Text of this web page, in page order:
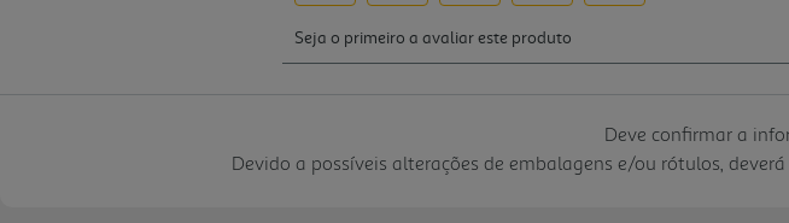
Deve confirmar a
Devido a possíveis alterações de embalagens e/ou rótulos,